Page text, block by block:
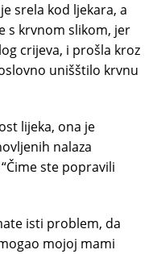
srela kod ljekara, a
s krvnom slikom, jer
crijeva, i prošla kroz
unišštilo krvnu
lijeka, ona je
nalaza
ste popravili
isti problem, da
mojoj mami